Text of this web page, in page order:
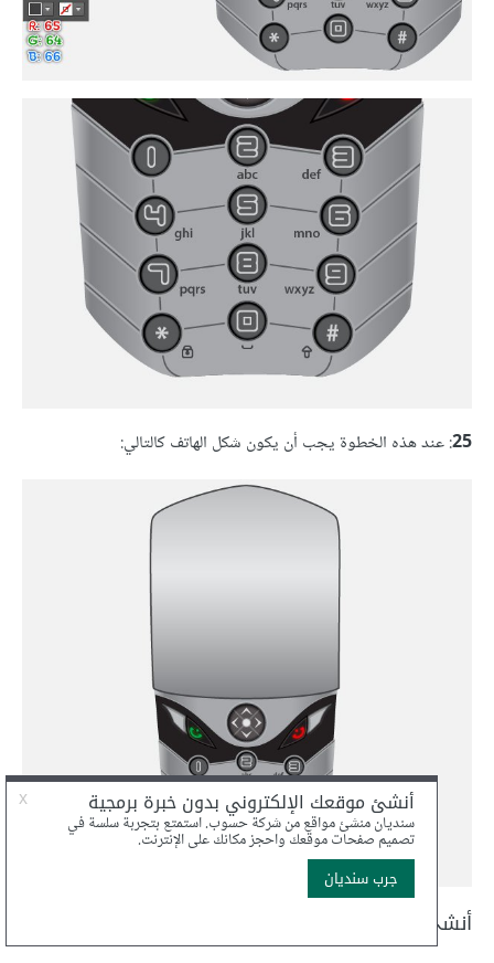
25: عند هذه الخطوة يجب أن يكون شكل الهاتف كالتالي:
أنشئ شاشة الهاتف